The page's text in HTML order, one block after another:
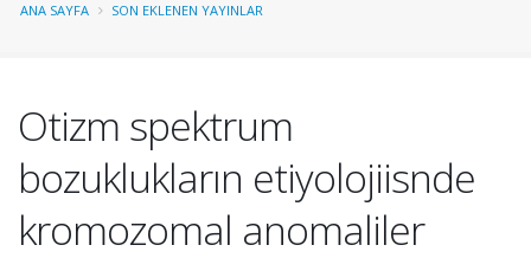
ANA SAYFA SON EKLENEN YAYINLAR
Otizm spektrum
bozuklukların etiyolojiisnde
kromozomal anomaliler